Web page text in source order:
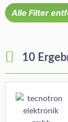
Alle Filter
10